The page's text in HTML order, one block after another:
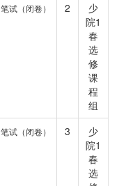
笔试（闭卷） 2
少
院1
春
选
修
课
程
组
笔试（闭卷） 3
少
院1
春
选